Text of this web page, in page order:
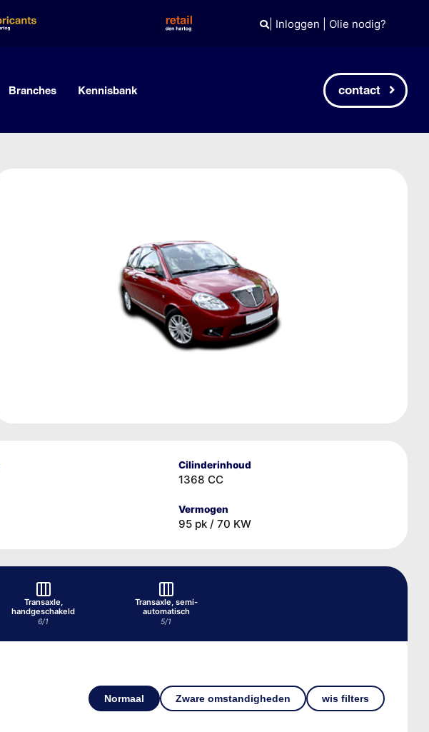
| Inloggen Olie nodig?
Branches Kennisbank contact
Cilinderinhoud
1368 CC
Vermogen
95 pk / 70 KW
Transaxle,
handgeschakeld
6/1
Transaxle, semi-
automatisch
5/1
Normaal Zware omstandigheden wis filters